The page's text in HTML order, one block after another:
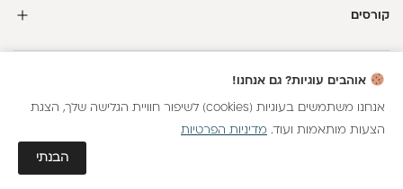
קורסים
כל הזכויות שמורות
אוהבים עוגיות? גם אנחנו!
אנחנו משתמשים בעוגיות (cookies) לשיפור חוויית הגלישה שלך, הצגת
הצעות מותאמות ועוד. מדיניות הפרטיות
הבנתי